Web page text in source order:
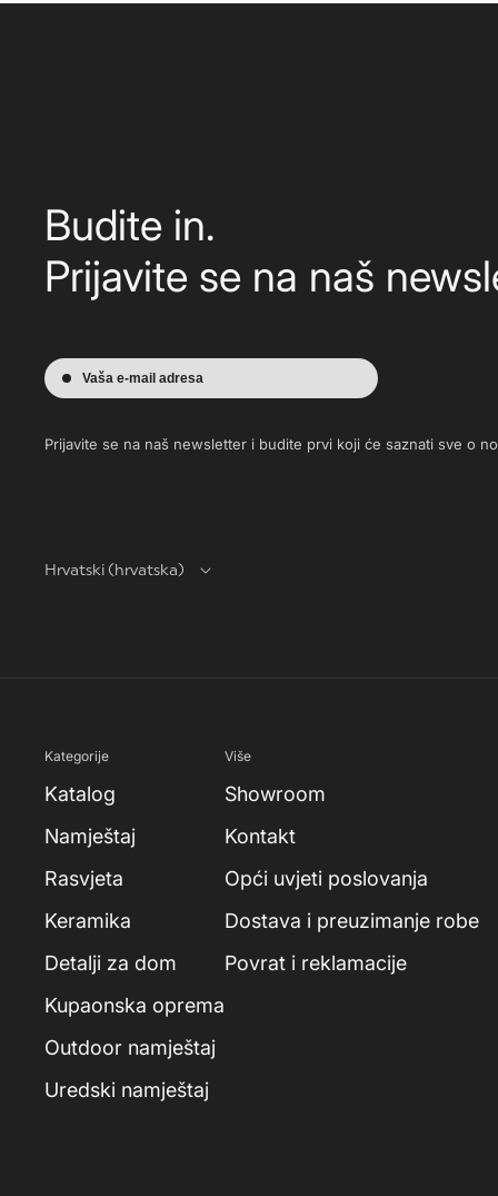
Budite in.
Prijavite se na naš
Vaša e-mail adresa
Prijavite se na naš newsletter i budite prvi koji će saznati sve o
Hrvatski (hrvatska)
Kategorije
Katalog
Namještaj
Rasvjeta
Keramika
Detalji za dom
Kupaonska oprema
Outdoor namještaj
Uredski namještaj
Više
Showroom
Kontakt
Opći uvjeti poslovanja
Dostava i preuzimanje robe
Povrat i reklamacije